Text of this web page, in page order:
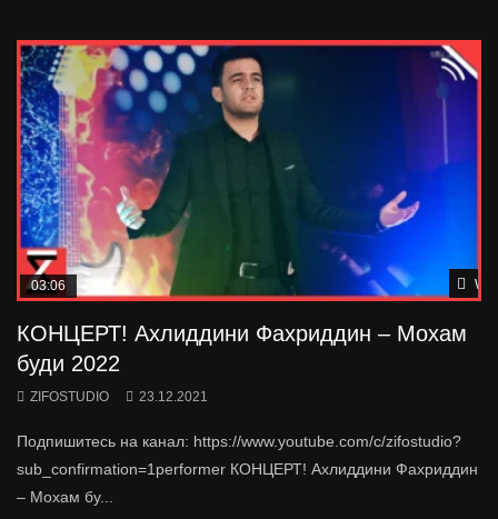
03:06
КОНЦЕРТ! Ахлиддини Фахриддин – Мохам
буди 2022
ZIFOSTUDIO 23.12.2021
Подпишитесь на канал: https://www.youtube.com/c/zifostudio?
sub_confirmation=1performer КОНЦЕРТ! Ахлиддини Фахриддин
– Мохам бу...